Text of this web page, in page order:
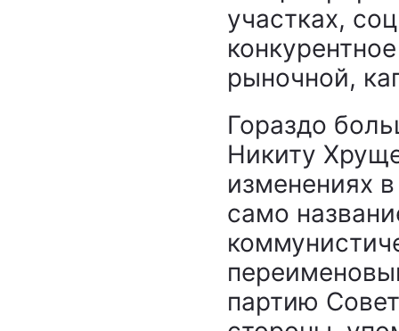
участках,
рыночной,
Гораздо
Никиту
изменениях
само
партию